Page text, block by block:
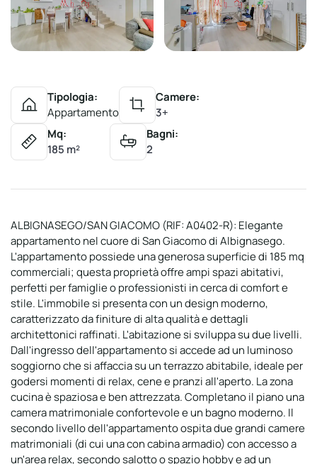
Tipologia:
Appartamento
Camere:
3+
Mq:
185 m²
Bagni:
2
ALBIGNASEGO/SAN GIACOMO (RIF: A0402-R): Elegante
appartamento nel cuore di San Giacomo di Albignasego.
L'appartamento possiede una generosa superficie di 185 mq
commerciali; questa proprietà offre ampi spazi abitativi,
perfetti per famiglie o professionisti in cerca di comfort e
stile. L'immobile si presenta con un design moderno,
caratterizzato da finiture di alta qualità e dettagli
architettonici raffinati. L'abitazione si sviluppa su due livelli.
Dall'ingresso dell'appartamento si accede ad un luminoso
soggiorno che si affaccia su un terrazzo abitabile, ideale per
godersi momenti di relax, cene e pranzi all'aperto. La zona
cucina è spaziosa e ben attrezzata. Completano il piano una
camera matrimoniale confortevole e un bagno moderno. Il
secondo livello dell'appartamento ospita due grandi camere
matrimoniali (di cui una con cabina armadio) con accesso a
un'area relax, secondo salotto o spazio hobby e ad un